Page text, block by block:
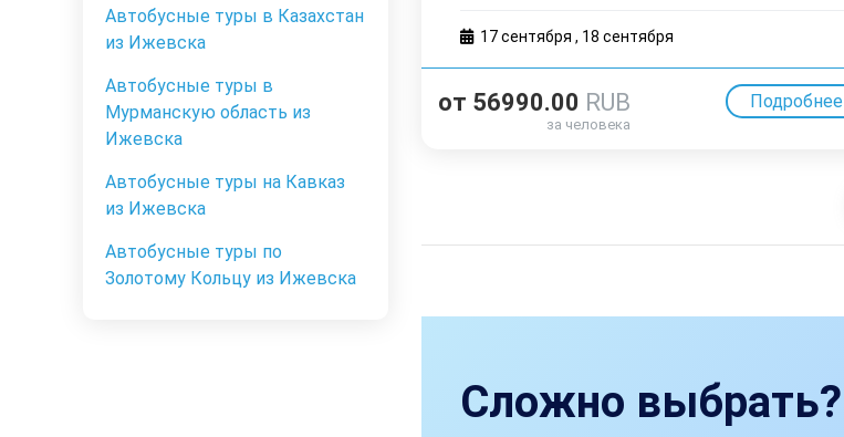
Автобусные туры в Казахстан
из Ижевска
Автобусные туры в
Мурманскую область из
Ижевска
Автобусные туры на Кавказ
из Ижевска
Автобусные туры по
Золотому Кольцу из Ижевска
17 cентября , 18 cентября
от 56990.00 RUB
за человека
Подробнее
Сложно выбрать?